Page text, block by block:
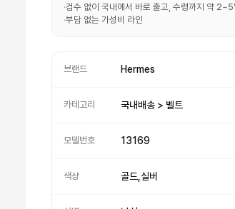
·검수 없이 국내에서 바로 출고, 수령까지 약 2~5
·부담 없는 가성비 라인
브랜드 Hermes
카테고리 국내배송 > 벨트
모델번호 13169
색상 골드,실버